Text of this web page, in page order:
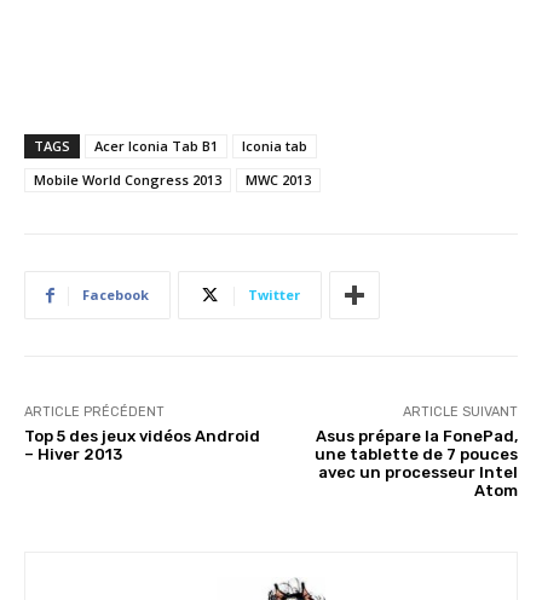
TAGS Acer Iconia Tab B1
Iconia tab
Mobile World Congress 2013
MWC 2013
Facebook Twitter
ARTICLE PRÉCÉDENT
Top 5 des jeux vidéos Android
– Hiver 2013
ARTICLE SUIVANT
Asus prépare la FonePad,
une tablette de 7 pouces
avec un processeur Intel
Atom